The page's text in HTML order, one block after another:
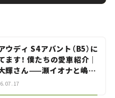
ウディ S4アバント（B5）に
ます！ 僕たちの愛車紹介｜
輝さん——瀬イオナと嶋田
「クルマでざっくばらんば
」＃20